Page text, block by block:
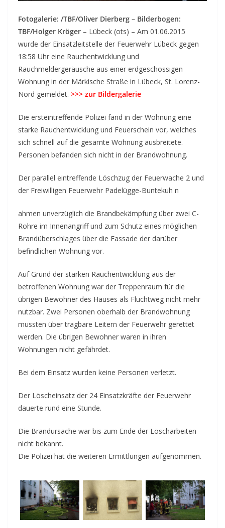
Fotogalerie: /TBF/Oliver Dierberg – Bilderbogen:
TBF/Holger Kröger – Lübeck (ots) – Am 01.06.2015
wurde der Einsatzleitstelle der Feuerwehr Lübeck gegen
18:58 Uhr eine Rauchentwicklung und
Rauchmeldergeräusche aus einer erdgeschossigen
Wohnung in der Märkische Straße in Lübeck, St. Lorenz-
Nord gemeldet. >>> zur Bildergalerie
Die ersteintreffende Polizei fand in der Wohnung eine
starke Rauchentwicklung und Feuerschein vor, welches
sich schnell auf die gesamte Wohnung ausbreitete.
Personen befanden sich nicht in der Brandwohnung.
Der parallel eintreffende Löschzug der Feuerwache 2 und
der Freiwilligen Feuerwehr Padelügge-Buntekuh n
ahmen unverzüglich die Brandbekämpfung über zwei C-
Rohre im Innenangriff und zum Schutz eines möglichen
Brandüberschlages über die Fassade der darüber
befindlichen Wohnung vor.
Auf Grund der starken Rauchentwicklung aus der
betroffenen Wohnung war der Treppenraum für die
übrigen Bewohner des Hauses als Fluchtweg nicht mehr
nutzbar. Zwei Personen oberhalb der Brandwohnung
mussten über tragbare Leitern der Feuerwehr gerettet
werden. Die übrigen Bewohner waren in ihren
Wohnungen nicht gefährdet.
Bei dem Einsatz wurden keine Personen verletzt.
Der Löscheinsatz der 24 Einsatzkräfte der Feuerwehr
dauerte rund eine Stunde.
Die Brandursache war bis zum Ende der Löscharbeiten
nicht bekannt.
Die Polizei hat die weiteren Ermittlungen aufgenommen.